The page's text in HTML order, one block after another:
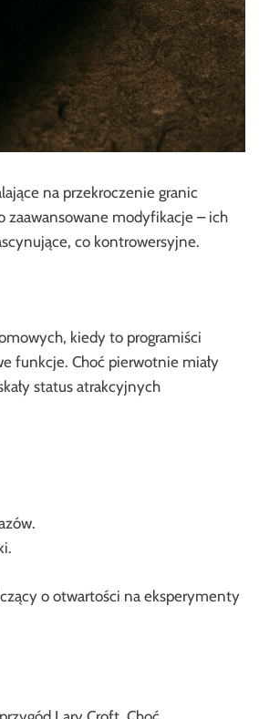
na przekroczenie granic
zaawansowane modyfikacje – ich
co kontrowersyjne.
kiedy to programiści
funkcje. Choć pierwotnie miały
status atrakcyjnych
o otwartości na eksperymenty